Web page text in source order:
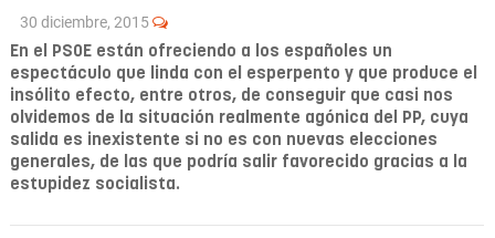
30 diciembre, 2015
En el PSOE están ofreciendo a los españoles un
espectáculo que linda con el esperpento y que produce el
insólito efecto, entre otros, de conseguir que casi nos
olvidemos de la situación realmente agónica del PP, cuya
salida es inexistente si no es con nuevas elecciones
generales, de las que podría salir favorecido gracias a la
estupidez socialista.